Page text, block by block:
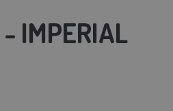
IMPERIAL